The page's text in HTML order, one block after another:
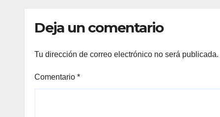
Deja un comentario
Tu dirección de correo electrónico no será publicada.
Comentario *